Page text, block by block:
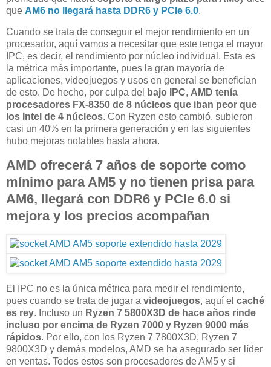
que AM6 no llegará hasta DDR6 y PCIe 6.0.
Cuando se trata de conseguir el mejor rendimiento en un
procesador, aquí vamos a necesitar que este tenga el mayor
IPC, es decir, el rendimiento por núcleo individual. Esta es
la métrica más importante, pues la gran mayoría de
aplicaciones, videojuegos y usos en general se benefician
de esto. De hecho, por culpa del
bajo IPC, AMD tenía
procesadores FX-8350 de 8 núcleos que iban peor que
los Intel de 4 núcleos. Con Ryzen esto cambió, subieron
casi un 40% en la primera generación y en las siguientes
hubo mejoras notables hasta ahora.
AMD ofrecerá 7 años de soporte como
mínimo para AM5 y no tienen prisa para
AM6, llegará con DDR6 y PCIe 6.0 si
mejora y los precios acompañan
El IPC no es la única métrica para medir el rendimiento,
pues cuando se trata de jugar a videojuegos, aquí el caché
es rey. Incluso un Ryzen 7 5800X3D de hace años rinde
incluso por encima de Ryzen 7000 y Ryzen 9000 más
rápidos. Por ello, con los Ryzen 7 7800X3D, Ryzen 7
9800X3D y demás modelos, AMD se ha asegurado ser líder
en ventas. Todos estos son procesadores de AM5 y si